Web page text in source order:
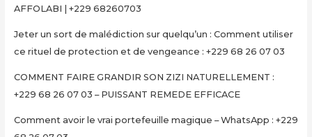
AFFOLABI | +229 68260703
Jeter un sort de malédiction sur quelqu’un : Comment utiliser
ce rituel de protection et de vengeance : +229 68 26 07 03
COMMENT FAIRE GRANDIR SON ZIZI NATURELLEMENT :
+229 68 26 07 03 – PUISSANT REMEDE EFFICACE
Comment avoir le vrai portefeuille magique – WhatsApp : +229